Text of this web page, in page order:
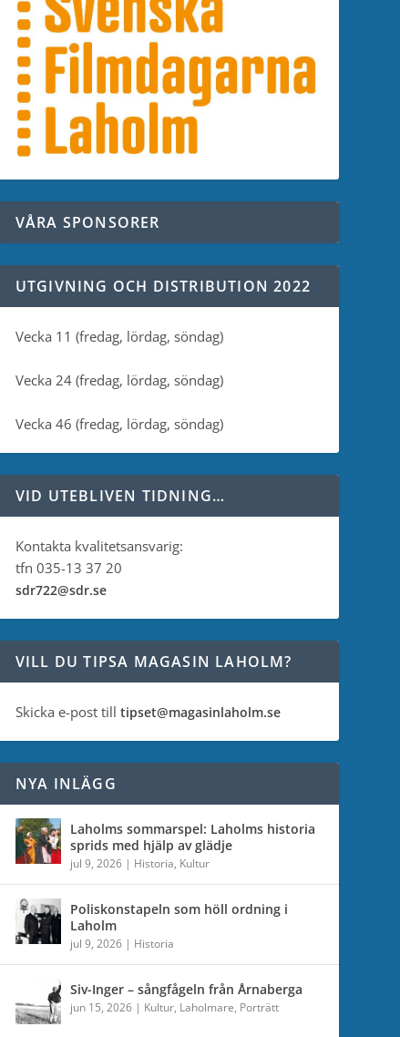
VÅRA SPONSORER
UTGIVNING OCH DISTRIBUTION 2022
Vecka 11 (fredag, lördag, söndag)
Vecka 24 (fredag, lördag, söndag)
Vecka 46 (fredag, lördag, söndag)
VID UTEBLIVEN TIDNING…
Kontakta kvalitetsansvarig:
tfn 035-13 37 20
sdr722@sdr.se
VILL DU TIPSA MAGASIN LAHOLM?
Skicka e-post till tipset@magasinlaholm.se
NYA INLÄGG
Laholms sommarspel: Laholms historia
sprids med hjälp av glädje
jul 9, 2026| Historia, Kultur
Poliskonstapeln som höll ordning i
Laholm
jul 9, 2026| Historia
Siv-Inger – sångfågeln från Årnaberga
jun 15, 2026| Kultur, Laholmare, Porträtt